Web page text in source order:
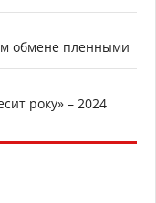
обмене пленными
року» – 2024